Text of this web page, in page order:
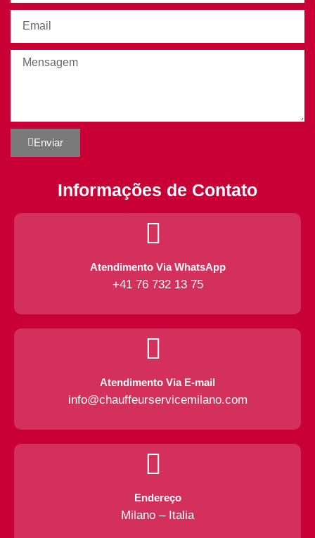
Enviar
Informações de Contato
Atendimento Via WhatsApp
+41 76 732 13 75
Atendimento Via E-mail
info@chauffeurservicemilano.com
Endereço
Milano – Italia